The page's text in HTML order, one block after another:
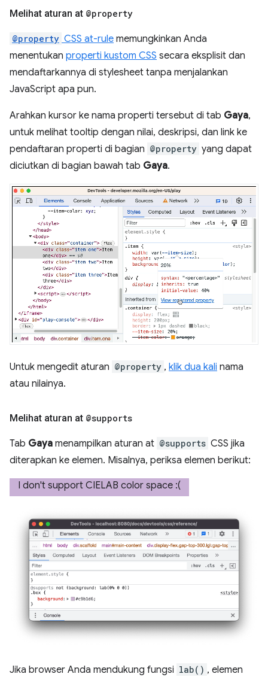
Melihat aturan at @property
@property CSS at-rule memungkinkan Anda
menentukan properti kustom CSS secara eksplisit dan
mendaftarkannya di stylesheet tanpa menjalankan
JavaScript apa pun.
Arahkan kursor ke nama properti tersebut di tab Gaya,
untuk melihat tooltip dengan nilai, deskripsi, dan link ke
pendaftaran properti di bagian @property yang dapat
diciutkan di bagian bawah tab Gaya.
Untuk mengedit aturan @property , klik dua kali nama
atau nilainya.
Melihat aturan at @supports
Tab Gaya menampilkan aturan at @supports CSS jika
diterapkan ke elemen. Misalnya, periksa elemen berikut:
Jika browser Anda mendukung fungsi lab() , elemen